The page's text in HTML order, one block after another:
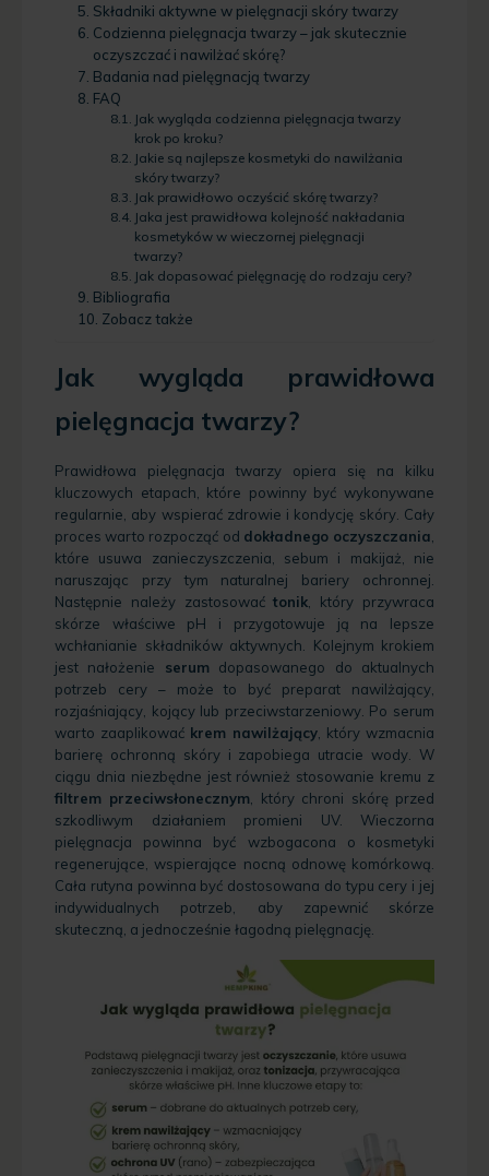
Składniki aktywne w pielęgnacji skóry twarzy
Codzienna pielęgnacja twarzy – jak skutecznie
oczyszczać i nawilżać skórę?
Badania nad pielęgnacją twarzy
FAQ
Jak wygląda codzienna pielęgnacja twarzy
krok po kroku?
Jakie są najlepsze kosmetyki do nawilżania
skóry twarzy?
Jak prawidłowo oczyścić skórę twarzy?
Jaka jest prawidłowa kolejność nakładania
kosmetyków w wieczornej pielęgnacji
twarzy?
Jak dopasować pielęgnację do rodzaju cery?
Bibliografia
Zobacz także
Jak wygląda prawidłowa
pielęgnacja twarzy?
Prawidłowa pielęgnacja twarzy opiera się na kilku
kluczowych etapach, które powinny być wykonywane
regularnie, aby wspierać zdrowie i kondycję skóry. Cały
proces warto rozpocząć od dokładnego oczyszczania
które usuwa zanieczyszczenia, sebum i makijaż, nie
naruszając przy tym naturalnej bariery ochronnej.
Następnie należy zastosowaćtonik , który przywraca
skórze właściwe pH i przygotowuje ją na lepsze
wchłanianie składników aktywnych. Kolejnym krokiem
jest nałożenie serum dopasowanego do aktualnych
potrzeb cery – może to być preparat nawilżający,
rozjaśniający, kojący lub przeciwstarzeniowy. Po serum
warto zaaplikować krem nawilżający , który wzmacnia
barierę ochronną skóry i zapobiega utracie wody. W
ciągu dnia niezbędne jest również stosowanie kremu z
filtrem przeciwsłonecznym , który chroni skórę przed
szkodliwym działaniem promieni UV. Wieczorna
pielęgnacja powinna być wzbogacona o kosmetyki
regenerujące, wspierające nocną odnowę komórkową.
Cała rutyna powinna być dostosowana do typu cery i jej
indywidualnych potrzeb, aby zapewnić skórze
skuteczną, a jednocześnie łagodną pielęgnację.